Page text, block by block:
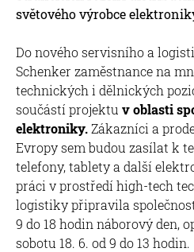
světového výrobce
Do nového servisního a
Schenker zaměstnance na
technických i dělnických
součástí projektu v oblasti
elektroniky. Zákazníci a
Evropy sem budou zasílat k
telefony, tablety a další
práci v prostředí high-tech
logistiky připravila společnost
9 do 18 hodin náborový den,
sobotu 18. 6. od 9 do 13 hodin.